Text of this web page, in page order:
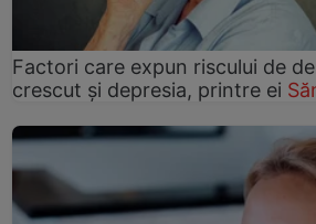
Factori care expun riscului de
crescut şi depresia, printre ei